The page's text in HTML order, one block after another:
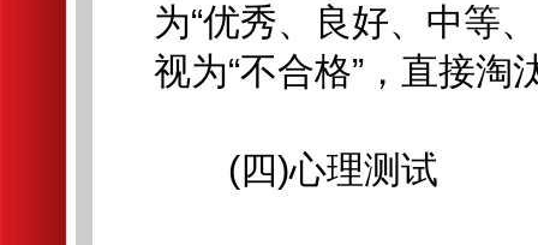
为“优秀、良好、中等
视为“不合格”，直接淘
(四)心理测试